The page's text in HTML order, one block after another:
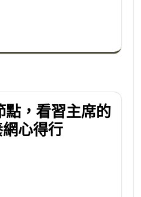
點，看習主席的
心得行